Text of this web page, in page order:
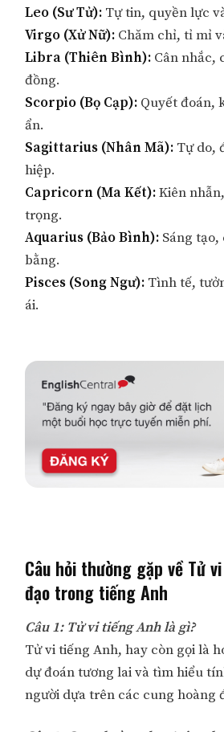
Leo (Sư Tử): Tự tin, quyền lực
Virgo (Xử Nữ): Chăm chỉ, tỉ mỉ
Libra (Thiên Bình): Cân nhắc,
đồng.
Scorpio (Bọ Cạp): Quyết đoán,
ẩn.
Sagittarius (Nhân Mã): Tự do,
hiệp.
Capricorn (Ma Kết):Kiên
trọng.
Aquarius (Bảo Bình): Sáng
bằng.
Pisces (Song Ngư): Tình tế,
ái.
Câu hỏi thường gặp về Tử
đạo trong tiếng Anh
Câu 1: Tử vi tiếng Anh là gì?
Tử vi tiếng Anh, hay còn gọi là
dự đoán tương lai và tìm hiểu
người dựa trên các cung hoàng